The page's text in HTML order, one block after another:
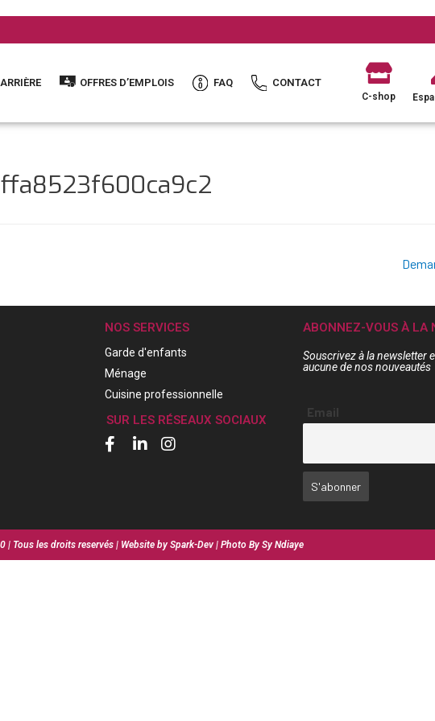
OFFRES D’EMPLOIS FAQ CONTACT
C-shop
NOS SERVICES
Garde d'enfants
Ménage
Cuisine professionnelle
SUR LES RÉSEAUX SOCIAUX
ABONNEZ-VOUS À LA
Souscrivez à la newsletter
aucune de nos nouveautés
Email
Tous les droits reservés | Website by Spark-Dev | Photo By Sy Ndiaye